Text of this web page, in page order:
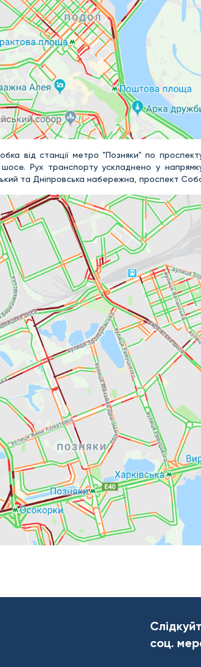
від станції метро "Позняки" по
Рух транспорту ускладнено у
та Дніпровська набережна, проспект
соц.